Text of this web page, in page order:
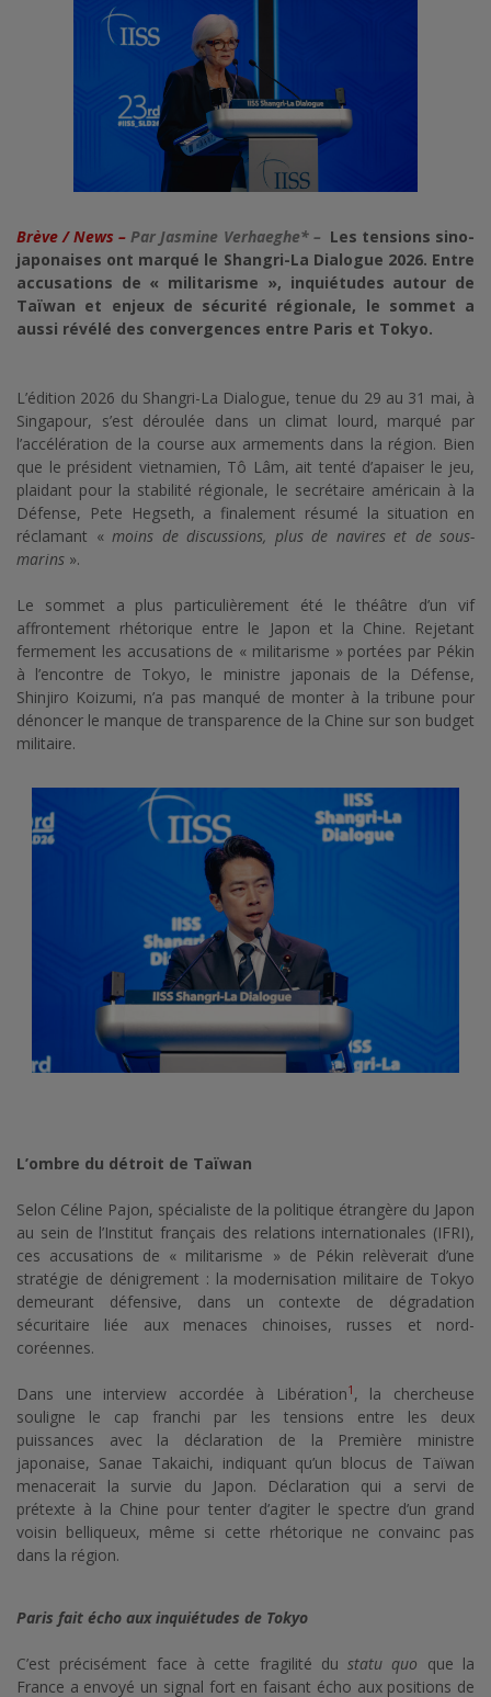
Brève / News –Par Jasmine Verhaeghe* – Les tensions sino-
japonaises ont marqué le Shangri-La Dialogue 2026. Entre
accusations de « militarisme », inquiétudes autour de
Taïwan et enjeux de sécurité régionale, le sommet a
aussi révélé des convergences entre Paris et Tokyo.
L’édition 2026 du Shangri-La Dialogue, tenue du 29 au 31 mai, à
Singapour, s’est déroulée dans un climat lourd, marqué par
l’accélération de la course aux armements dans la région. Bien
que le président vietnamien, Tô Lâm, ait tenté d’apaiser le jeu,
plaidant pour la stabilité régionale, le secrétaire américain à la
Défense, Pete Hegseth, a finalement résumé la situation en
réclamant « moins de discussions, plus de navires et de sous-
marins ».
Le sommet a plus particulièrement été le théâtre d’un vif
affrontement rhétorique entre le Japon et la Chine. Rejetant
fermement les accusations de « militarisme » portées par Pékin
à l’encontre de Tokyo, le ministre japonais de la Défense,
Shinjiro Koizumi, n’a pas manqué de monter à la tribune pour
dénoncer le manque de transparence de la Chine sur son budget
militaire.
L’ombre du détroit de Taïwan
Selon Céline Pajon, spécialiste de la politique étrangère du Japon
au sein de l’Institut français des relations internationales (IFRI),
ces accusations de « militarisme » de Pékin relèverait d’une
stratégie de dénigrement : la modernisation militaire de Tokyo
demeurant défensive, dans un contexte de dégradation
sécuritaire liée aux menaces chinoises, russes et nord-
coréennes.
Dans une interview accordée à Libération1 , la chercheuse
souligne le cap franchi par les tensions entre les deux
puissances avec la déclaration de la Première ministre
japonaise, Sanae Takaichi, indiquant qu’un blocus de Taïwan
menacerait la survie du Japon. Déclaration qui a servi de
prétexte à la Chine pour tenter d’agiter le spectre d’un grand
voisin belliqueux, même si cette rhétorique ne convainc pas
dans la région.
Paris fait écho aux inquiétudes de Tokyo
C’est précisément face à cette fragilité dustatu quo que la
France a envoyé un signal fort en faisant écho aux positions de